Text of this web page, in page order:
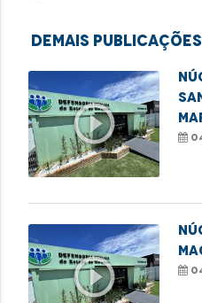
Demais Publicações
play_circle_outline
play_circle_outline